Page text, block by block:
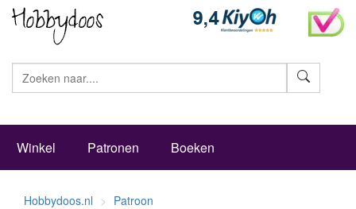
Winkel Patronen Boeken
Hobbydoos.nl Patroon